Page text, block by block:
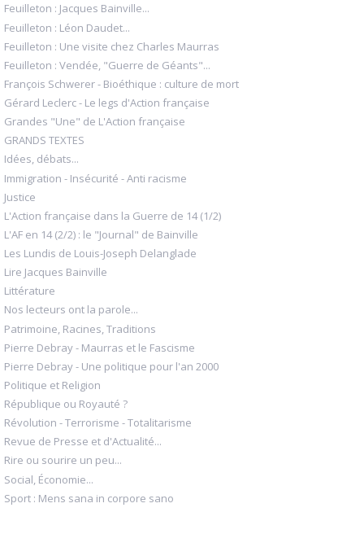
Feuilleton : Jacques Bainville...
Feuilleton : Léon Daudet...
Feuilleton : Une visite chez Charles Maurras
Feuilleton : Vendée, "Guerre de Géants"...
François Schwerer - Bioéthique : culture de mort
Gérard Leclerc - Le legs d'Action française
Grandes "Une" de L'Action française
GRANDS TEXTES
Idées, débats...
Immigration - Insécurité - Anti racisme
Justice
L'Action française dans la Guerre de 14 (1/2)
L'AF en 14 (2/2) : le "Journal" de Bainville
Les Lundis de Louis-Joseph Delanglade
Lire Jacques Bainville
Littérature
Nos lecteurs ont la parole...
Patrimoine, Racines, Traditions
Pierre Debray - Maurras et le Fascisme
Pierre Debray - Une politique pour l'an 2000
Politique et Religion
République ou Royauté ?
Révolution - Terrorisme - Totalitarisme
Revue de Presse et d'Actualité...
Rire ou sourire un peu...
Social, Économie...
Sport : Mens sana in corpore sano